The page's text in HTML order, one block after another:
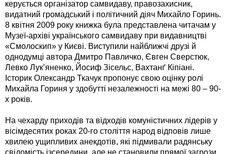
керується організатор самвидаву, правозахисник,
видатний громадський і політичний діяч Михайло Горинь.
8 квітня 2009 року книжка була представлена читачам у
Музеї-архіві українського самвидаву при видавництві
«Смолоскип» у Києві. Виступили найближчі друзі й
однодумці автора Дмитро Павличко, Євген Сверстюк,
Левко Лук’яненко, Йосиф Зісельс, Вахтанґ Кіпіані.
Історик Олександр Ткачук пропонує свою оцінку ролі
Михайла Гориня у здобутті незалежності на межі 80 – 90-
х років.
На чехарду приходів та відходів комуністичних лідерів у
вісімдесятих роках 20-го століття народ відповів лише
хвилею ущипливих анекдотів, які підмивали радянську
свідомість ізсередини, але не становили прямої загрози